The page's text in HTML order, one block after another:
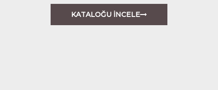
KATALOĞU İNCELE